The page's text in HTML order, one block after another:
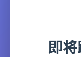
即